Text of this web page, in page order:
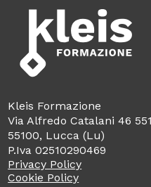
Kleis Formazione
Via Alfredo Catalani 46
55100, Lucca (Lu)
P.Iva 02510290469
Privacy Policy
Cookie Policy